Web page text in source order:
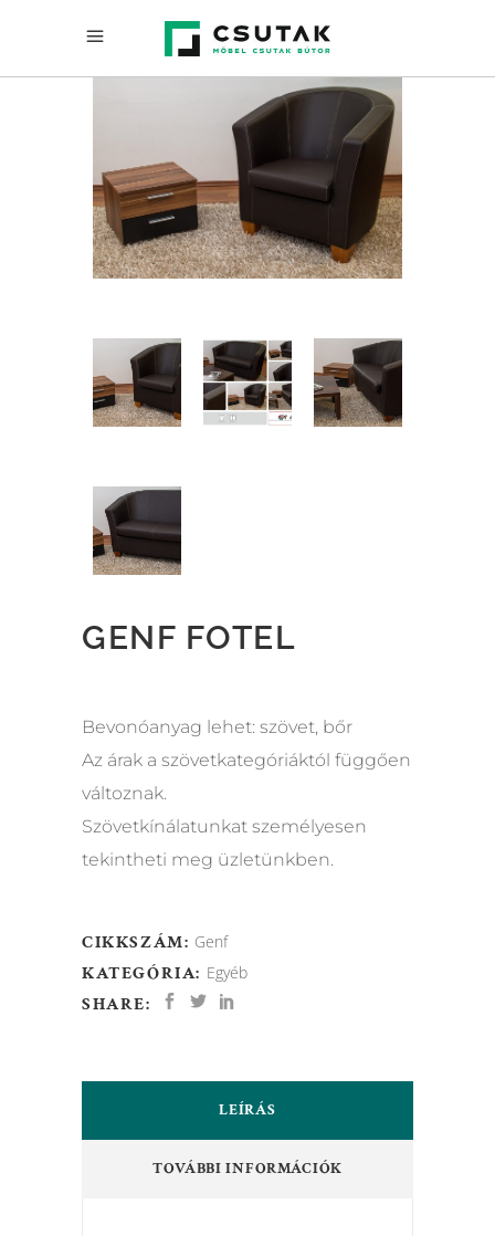
GENF FOTEL
Bevonóanyag lehet: szövet, bőr
Az árak a szövetkategóriáktól függően
változnak.
Szövetkínálatunkat személyesen
tekintheti meg üzletünkben.
CIKKSZÁM: Genf
KATEGÓRIA: Egyéb
SHARE:
LEÍRÁS
TOVÁBBI INFORMÁCIÓK